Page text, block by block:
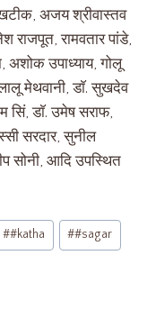
खटीक, अजय श्रीवास्तव
राजपूत, रामवतार पांडे,
अशोक उपाध्याय, गोलू
लालू मेथवानी, डाॅ. सुखदेव
सिं, डाॅ. उमेष सराफ,
सरदार, सुनील
सोनी, आदि उपस्थित
##katha ##sagar